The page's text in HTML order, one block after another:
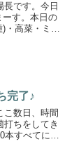
長です。今日
ーす。本日の
・高菜・ミニ
完了♪
こ数日、時間
打ちをしてき
本すべてに打